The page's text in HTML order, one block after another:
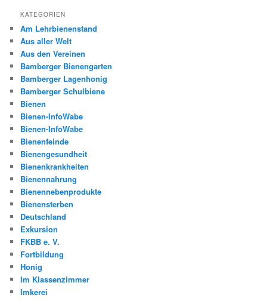
KATEGORIEN
Am Lehrbienenstand
Aus aller Welt
Aus den Vereinen
Bamberger Bienengarten
Bamberger Lagenhonig
Bamberger Schulbiene
Bienen
Bienen-InfoWabe
Bienen-InfoWabe
Bienenfeinde
Bienengesundheit
Bienenkrankheiten
Bienennahrung
Bienennebenprodukte
Bienensterben
Deutschland
Exkursion
FKBB e. V.
Fortbildung
Honig
Im Klassenzimmer
Imkerei